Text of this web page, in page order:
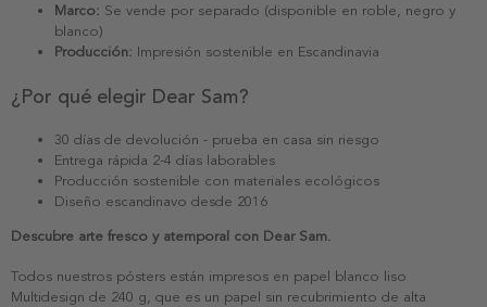
Marco: Se vende por separado (disponible en roble, negro y
blanco)
Producción: Impresión sostenible en Escandinavia
¿Por qué elegir Dear Sam?
30 días de devolución - prueba en casa sin riesgo
Entrega rápida 2-4 días laborables
Producción sostenible con materiales ecológicos
Diseño escandinavo desde 2016
Descubre arte fresco y atemporal con Dear Sam.
Todos nuestros pósters están impresos en papel blanco liso
Multidesign de 240 g, que es un papel sin recubrimiento de alta